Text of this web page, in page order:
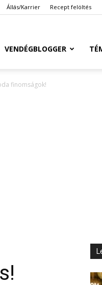
Állás/Karrier Recept felöltés
VENDÉGBLOGGER
finomságok!